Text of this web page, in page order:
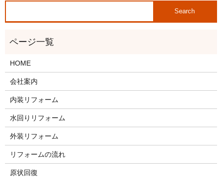
HOME
会社案内
内装リフォーム
水回りリフォーム
外装リフォーム
リフォームの流れ
原状回復